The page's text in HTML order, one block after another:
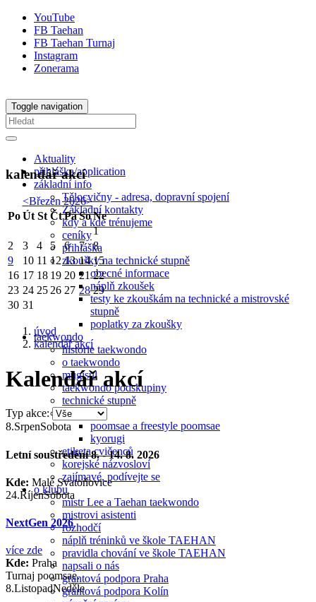
YouTube
FB Taehan
FB Taehan Turnaj
Instagram
Zonerama
Toggle navigation
Aktuality
přihláška/application
základní info
Tělocvičny - adresa, dopravní spojení
Základní kontakty
kdy a kde trénujeme
ceníky
přihláška
zkoušky na technické stupně
obecné informace
náplň zkoušek
testy ke zkouškám na technické a mistrovské
stupně
poplatky za zkoušky
taekwondo
historie taekwondo
o taekwondo
mugisul
taekwondo podskupiny
technické stupně
soutěže
poomsae a freestyle poomsae
kyorugi
etiketa cvičenců
korejské názvosloví
zajímavé, podívejte se
o klubu
mistr Lee a Taehan taekwondo
mistrovi asistenti
rozhodčí
náplň tréninků ve škole TAEHAN
pravidla chování ve škole TAEHAN
napsali o nás
grantová podpora Praha
grantová podpora Kolín
kalendář akcí
<Březen 2026>
PoÚt St ČtPáSoNe
1
2
3 4 5 6 7
8
9
10 11 12 13 14 15
16 17 18 19 20 21 22
23 24 2526 27 28 29
30 31
úvod
kalendář akcí
Kalendář akcí
Typ akce:
8.SrpenSobota
Letní soustředění 8. - 14. 8. 2026
Kde: Malé Svatoňovice
24.ŘíjenSobota
NextGen 2026
více zde
Kde: Praha
Turnaj poomsae.
8.ListopadNeděle